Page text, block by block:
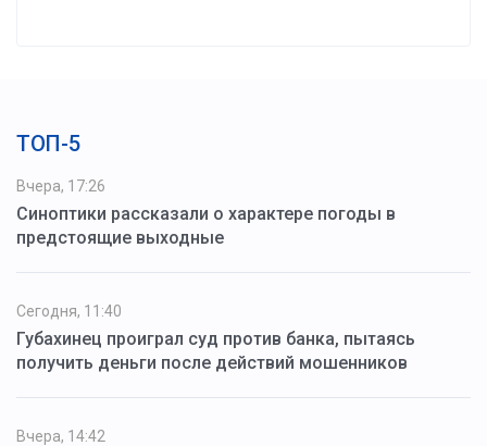
ТОП-5
Вчера, 17:26
Синоптики рассказали о характере погоды в
предстоящие выходные
Сегодня, 11:40
Губахинец проиграл суд против банка, пытаясь
получить деньги после действий мошенников
Вчера, 14:42